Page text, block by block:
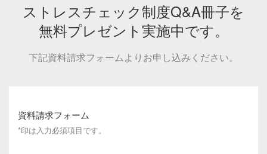
ストレスチェック制度Q&A冊子を
無料プレゼント実施中です。
下記資料請求フォームよりお申し込みください。
資料請求フォーム
*印は入力必須項目です。